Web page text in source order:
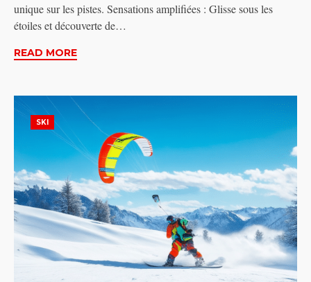
unique sur les pistes. Sensations amplifiées : Glisse sous les
étoiles et découverte de…
READ MORE
SKI